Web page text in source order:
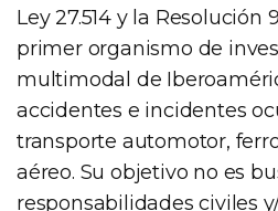
Ley 27.514 y la Resolución
primer organismo de
multimodal de
accidentes e incidentes
transporte automotor,
aéreo. Su objetivo no es
responsabilidades civiles